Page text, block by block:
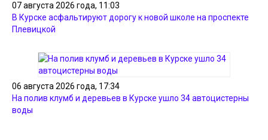
07 августа 2026 года, 11:03
В Курске асфальтируют дорогу к новой школе на проспекте
Плевицкой
06 августа 2026 года, 17:34
На полив клумб и деревьев в Курске ушло 34 автоцистерны
воды